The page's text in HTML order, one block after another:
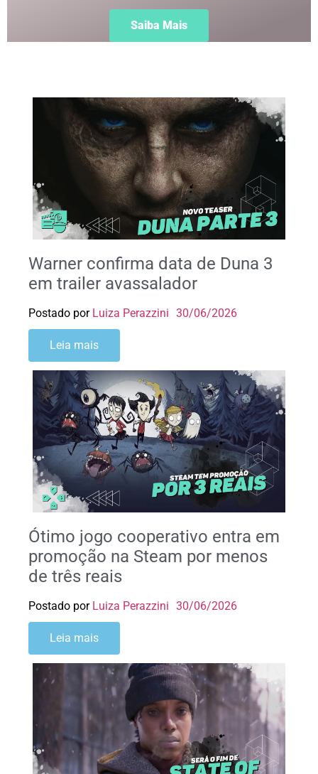
Saiba Mais
Warner confirma data de Duna 3
em trailer avassalador
Postado por Luiza Perazzini 30/06/2026
Leia mais
Ótimo jogo cooperativo entra em
promoção na Steam por menos
de três reais
Postado por Luiza Perazzini 30/06/2026
Leia mais